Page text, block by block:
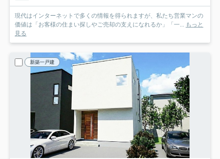
現代はインターネットで多くの情報を得られますが、私たち営業マンの
価値は「お客様の住まい探しやご売却の支えになれるか」「一... もっと
見る
新築一戸建